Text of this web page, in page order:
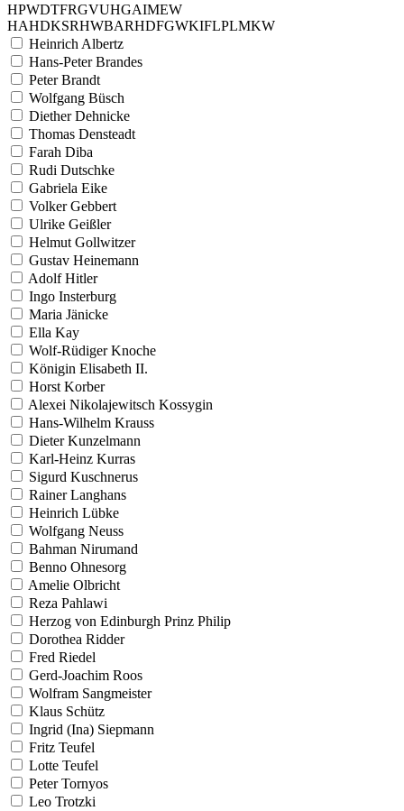
HPWDTFRGVUHGAIMEW
HAHDKSRHWBARHDFGWKIFLPLMKW
Heinrich Albertz
Hans-Peter Brandes
Peter Brandt
Wolfgang Büsch
Diether Dehnicke
Thomas Densteadt
Farah Diba
Rudi Dutschke
Gabriela Eike
Volker Gebbert
Ulrike Geißler
Helmut Gollwitzer
Gustav Heinemann
Adolf Hitler
Ingo Insterburg
Maria Jänicke
Ella Kay
Wolf-Rüdiger Knoche
Königin Elisabeth II.
Horst Korber
Alexei Nikolajewitsch Kossygin
Hans-Wilhelm Krauss
Dieter Kunzelmann
Karl-Heinz Kurras
Sigurd Kuschnerus
Rainer Langhans
Heinrich Lübke
Wolfgang Neuss
Bahman Nirumand
Benno Ohnesorg
Amelie Olbricht
Reza Pahlawi
Herzog von Edinburgh Prinz Philip
Dorothea Ridder
Fred Riedel
Gerd-Joachim Roos
Wolfram Sangmeister
Klaus Schütz
Ingrid (Ina) Siepmann
Fritz Teufel
Lotte Teufel
Peter Tornyos
Leo Trotzki